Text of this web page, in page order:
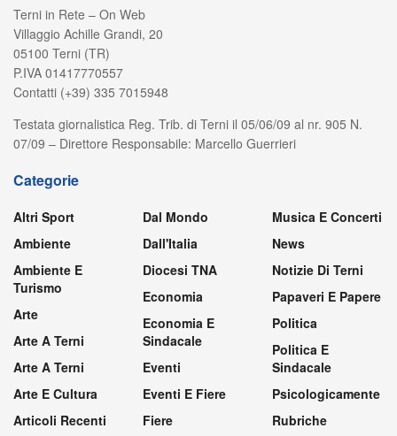
Terni in Rete – On Web
Villaggio Achille Grandi, 20
05100 Terni (TR)
P.IVA 01417770557
Contatti (+39) 335 7015948
Testata giornalistica Reg. Trib. di Terni il 05/06/09 al nr. 905 N.
07/09 – Direttore Responsabile: Marcello Guerrieri
Categorie
Altri Sport
Ambiente
Ambiente E
Turismo
Arte
Arte A Terni
Arte A Terni
Arte E Cultura
Articoli Recenti
Dal Mondo
Dall'Italia
Diocesi TNA
Economia
Economia E
Sindacale
Eventi
Eventi E Fiere
Fiere
Musica E Concerti
News
Notizie Di Terni
Papaveri E Papere
Politica
Politica E
Sindacale
Psicologicamente
Rubriche